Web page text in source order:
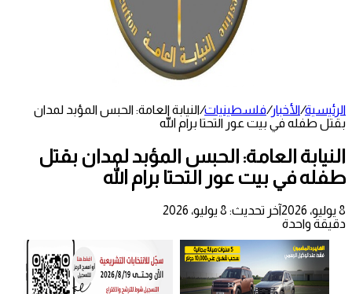
الرئيسية/الأخبار/فلسطينيات/النيابة العامة: الحبس المؤبد لمدان
بقتل طفله في بيت عور التحتا برام الله
النيابة العامة: الحبس المؤبد لمدان بقتل
طفله في بيت عور التحتا برام الله
8 يوليو، 2026
آخر تحديث: 8 يوليو، 2026
دقيقة واحدة